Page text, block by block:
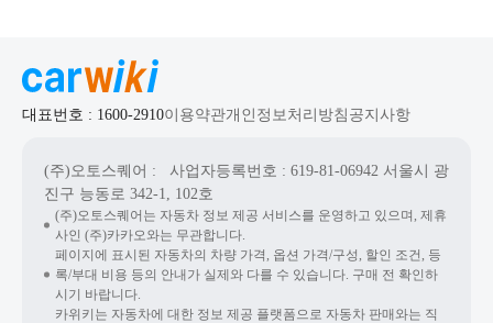
대표번호 : 1600-2910이용약관개인정보처리방침 공지사항
(주)오토스퀘어 : 사업자등록번호 : 619-81-06942 서울시 광
진구 능동로 342-1, 102호
(주)오토스퀘어는 자동차 정보 제공 서비스를 운영하고 있으며, 제휴
사인 (주)카카오와는 무관합니다.
페이지에 표시된 자동차의 차량 가격, 옵션 가격/구성, 할인 조건, 등
록/부대 비용 등의 안내가 실제와 다를 수 있습니다. 구매 전 확인하
시기 바랍니다.
카위키는 자동차에 대한 정보 제공 플랫폼으로 자동차 판매와는 직